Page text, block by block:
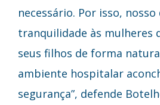
necessário. Por isso,
tranquilidade às mulheres
seus filhos de forma
ambiente hospitalar
segurança”, defende